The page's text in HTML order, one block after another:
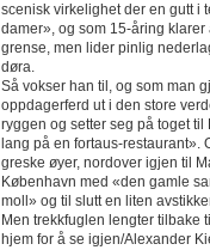
scenisk virkelighet der en gutt i
damer», og som 15-åring
grense, men lider pinlig
døra.
Så vokser han til, og som man
oppdagerferd ut i den store
ryggen og setter seg på toget
lang på en fortaus-restaurant».
greske øyer, nordover igjen til
København med «den gamle
moll» og til slutt en liten
Men trekkfuglen lengter tilbake
hjem for å se igjen/Alexander